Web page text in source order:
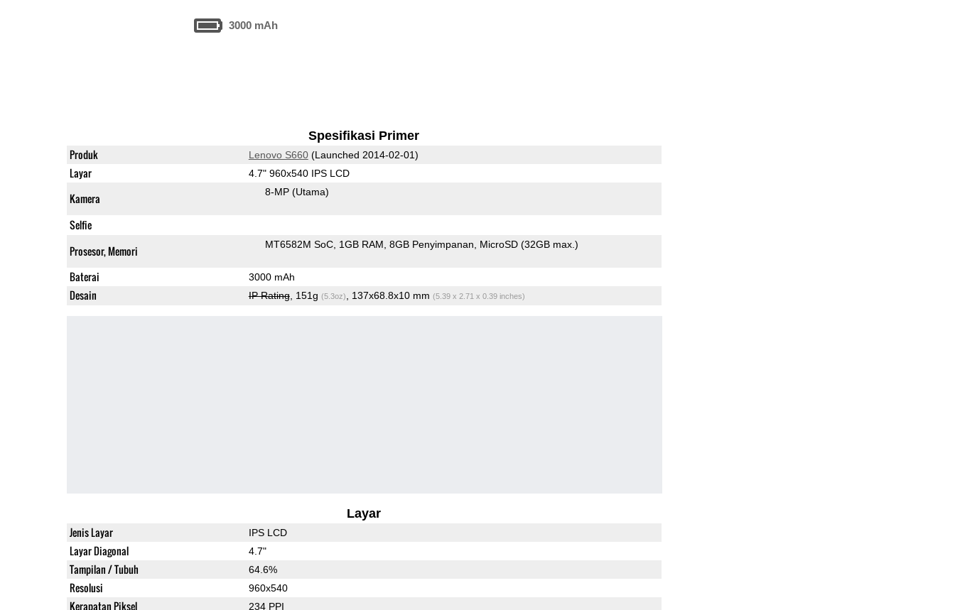
3000 mAh
Spesifikasi Primer
Produk Lenovo S660(Launched 2014-02-01)
Layar 4.7" 960x540 IPS LCD
Kamera 8-MP (Utama)
Selfie
Prosesor, Memori
MT6582M SoC 1GB RAM 8GB Penyimpanan MicroSD (32GB max.)
Baterai 3000 mAh
Desain IP Rating, 151g (5.3oz) , 137x68.8x10 mm (5.39 x 2.71 x 0.39 inches)
Layar
Jenis Layar IPS LCD
Layar Diagonal 4.7"
Tampilan / Tubuh 64.6%
Resolusi 960x540
Kerapatan Piksel 234 PPI